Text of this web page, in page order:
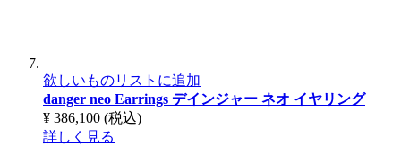
欲しいものリストに追加
danger neo Earrings デインジャー ネオ イヤリング
¥ 386,100 (税込)
詳しく見る